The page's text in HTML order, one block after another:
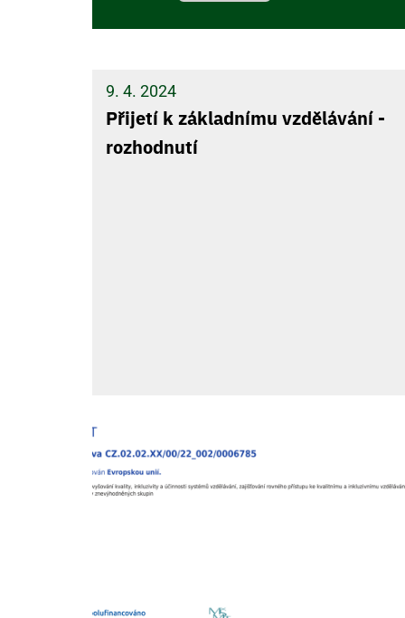
9. 4. 2024
Přijetí k základnímu vzdělávání -
rozhodnutí